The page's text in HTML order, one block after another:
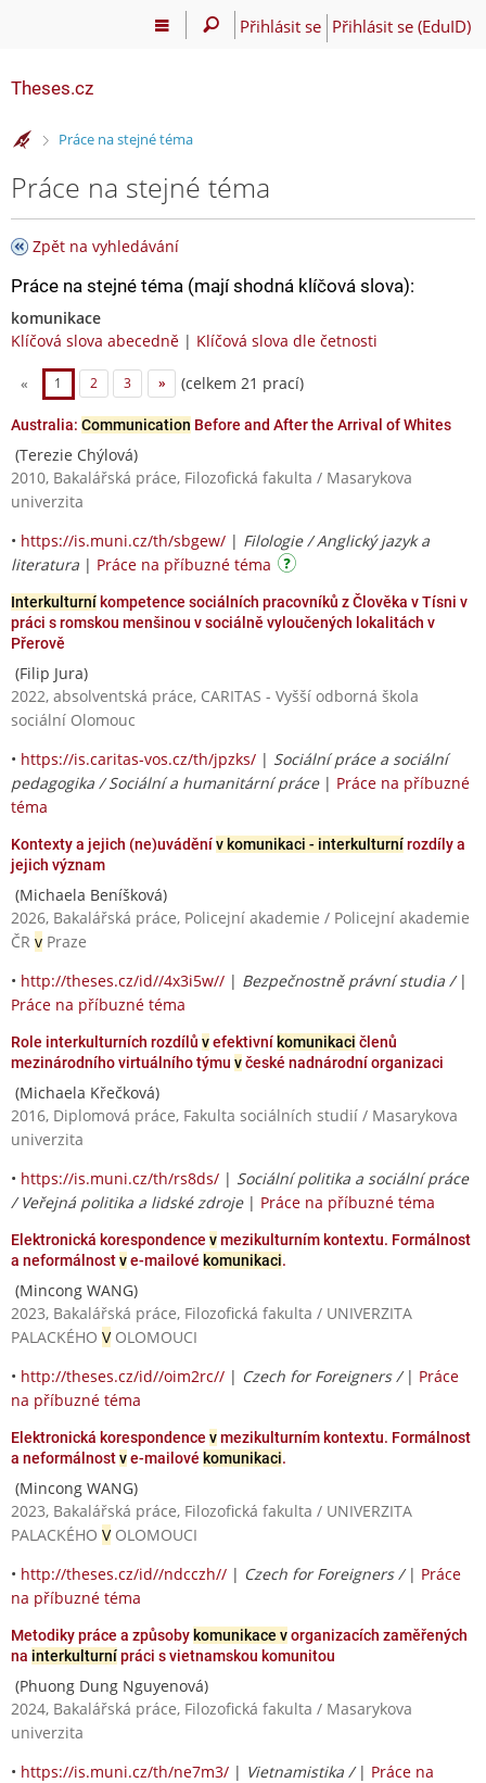
Přihlásit se Přihlásit se (EduID)
Theses.cz
>Práce na stejné téma
Práce na stejné téma
Zpět na vyhledávání
Práce na stejné téma (mají shodná klíčová slova):
komunikace
Klíčová slova abecedně | Klíčová slova dle četnosti
« 1 2 3 » (celkem 21 prací)
Australia: Communication Before and After the Arrival of Whites
(Terezie Chýlová)
2010, Bakalářská práce, Filozofická fakulta / Masarykova
univerzita
• https://is.muni.cz/th/sbgew/ | Filologie / Anglický jazyk a
literatura | Práce na příbuzné téma
Interkulturní kompetence sociálních pracovníků z Člověka v Tísni v
práci s romskou menšinou v sociálně vyloučených lokalitách v
Přerově
(Filip Jura)
2022, absolventská práce, CARITAS - Vyšší odborná škola
sociální Olomouc
• https://is.caritas-vos.cz/th/jpzks/ | Sociální práce a sociální
pedagogika / Sociální a humanitární práce| Práce na příbuzné
téma
Kontexty a jejich (ne)uváděnív komunikaci - interkulturnírozdíly a
jejich význam
(Michaela Beníšková)
2026, Bakalářská práce, Policejní akademie / Policejní akademie
ČR v Praze
• http://theses.cz/id//4x3i5w// | Bezpečnostně právní studia / |
Práce na příbuzné téma
Role interkulturních rozdílů vefektivní komunikaci členů
mezinárodního virtuálního týmu včeské nadnárodní organizaci
(Michaela Křečková)
2016, Diplomová práce, Fakulta sociálních studií / Masarykova
univerzita
• https://is.muni.cz/th/rs8ds/ | Sociální politika a sociální práce
/ Veřejná politika a lidské zdroje| Práce na příbuzné téma
Elektronická korespondence vmezikulturním kontextu. Formálnost
a neformálnostve-mailové komunikaci.
(Mincong WANG)
2023, Bakalářská práce, Filozofická fakulta / UNIVERZITA
PALACKÉHO VOLOMOUCI
• http://theses.cz/id//oim2rc// | Czech for Foreigners / | Práce
na příbuzné téma
Elektronická korespondence vmezikulturním kontextu. Formálnost
a neformálnostve-mailové komunikaci.
(Mincong WANG)
2023, Bakalářská práce, Filozofická fakulta / UNIVERZITA
PALACKÉHO VOLOMOUCI
• http://theses.cz/id//ndcczh// | Czech for Foreigners / | Práce
na příbuzné téma
Metodiky práce a způsoby komunikace vorganizacích zaměřených
na interkulturnípráci s vietnamskou komunitou
(Phuong Dung Nguyenová)
2024, Bakalářská práce, Filozofická fakulta / Masarykova
univerzita
• https://is.muni.cz/th/ne7m3/ | Vietnamistika / | Práce na